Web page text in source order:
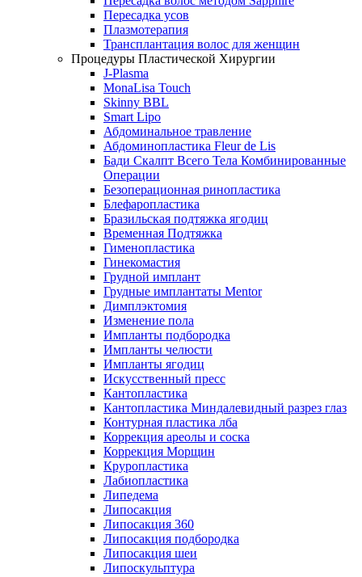
Пересадка усов
Плазмотерапия
Трансплантация волос для женщин
Процедуры Пластической Хирургии
J-Plasma
MonaLisa Touch
Skinny BBL
Smart Lipo
Абдоминальное травление
Абдоминопластика Fleur de Lis
Бади Скалпт Всего Тела Комбинированные
Операции
Безоперационная ринопластика
Блефаропластика
Бразильская подтяжка ягодиц
Временная Подтяжка
Гименопластика
Гинекомастия
Грудной имплант
Грудные имплантаты Mentor
Димплэктомия
Изменение пола
Импланты подбородка
Импланты челюсти
Импланты ягодиц
Искусственный пресс
Кантопластика
Кантопластика Миндалевидный разрез глаз
Контурная пластика лба
Коррекция ареолы и соска
Коррекция Морщин
Круропластика
Лабиопластика
Липедема
Липосакция
Липосакция 360
Липосакция подбородка
Липосакция шеи
Липоскульптура